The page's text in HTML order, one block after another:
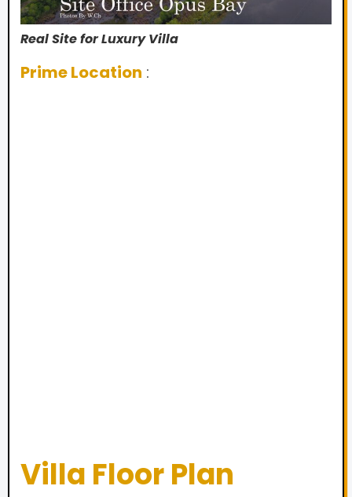
Real Site for Luxury Villa
Prime Location :
Villa Floor Plan